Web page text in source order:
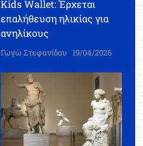
Kids Wallet: Έρχεται
επαλήθευση ηλικίας για
ανηλίκους
Γωγώ Στεφανίδου 19/04/2026